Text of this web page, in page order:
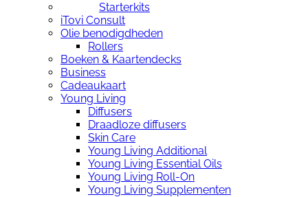
Starterkits
iTovi Consult
Olie benodigdheden
Rollers
Boeken & Kaartendecks
Business
Cadeaukaart
Young Living
Diffusers
Draadloze diffusers
Skin Care
Young Living Additional
Young Living Essential Oils
Young Living Roll-On
Young Living Supplementen